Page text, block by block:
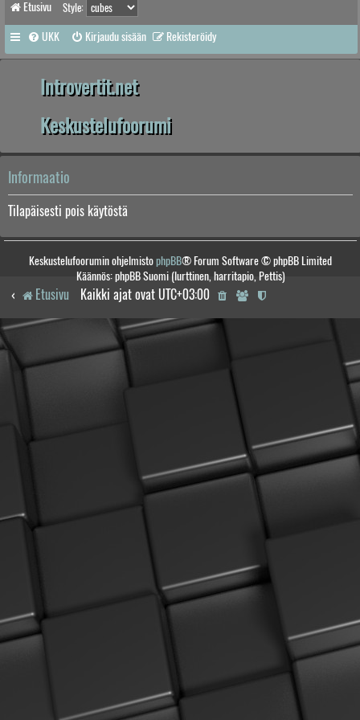
Etusivu Style:
UKK Kirjaudu sisään Rekisteröidy
Introvertit.net
Keskustelufoorumi
Informaatio
Tilapäisesti pois käytöstä
Keskustelufoorumin ohjelmistophpBB® Forum Software © phpBB Limited
Käännös: phpBB Suomi (lurttinen, harritapio, Pettis)
Etusivu Kaikki ajat ovat UTC+03:00